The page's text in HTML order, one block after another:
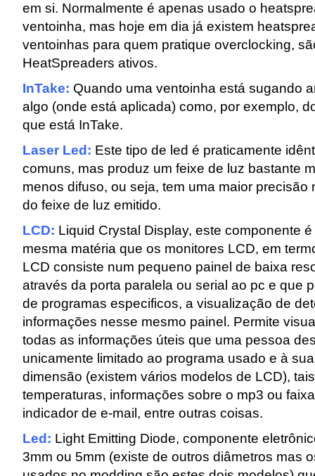
em si. Normalmente é apenas usado o
ventoinha, mas hoje em dia já existem
ventoinhas para quem pratique overclocking,
HeatSpreaders ativos.
InTake: Quando uma ventoinha está sugando
algo (onde está aplicada) como, por exemplo,
que está InTake.
Laser Led: Este tipo de led é praticamente
comuns, mas produz um feixe de luz bastante
menos difuso, ou seja, tem uma maior precisão
do feixe de luz emitido.
LCD: Liquid Crystal Display, este componente
mesma matéria que os monitores LCD, em
LCD consiste num pequeno painel de baixa
através da porta paralela ou serial ao pc e que
de programas especificos, a visualização de
informações nesse mesmo painel. Permite
todas as informações úteis que uma pessoa
unicamente limitado ao programa usado e à
dimensão (existem vários modelos de LCD),
temperaturas, informações sobre o mp3 ou
indicador de e-mail, entre outras coisas.
Led: Light Emitting Diode, componente
3mm ou 5mm (existe de outros diâmetros mas